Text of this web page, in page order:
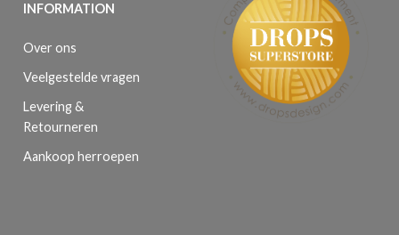
INFORMATION
Over ons
Veelgestelde vragen
Levering &
Retourneren
Aankoop herroepen